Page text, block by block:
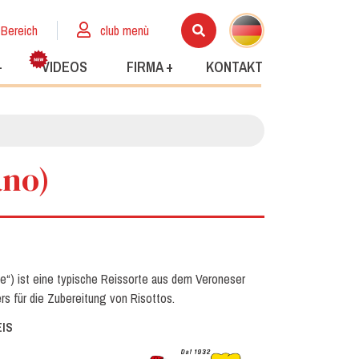
club menù
VIDEOS FIRMA + KONTAKT
ist eine typische Reissorte aus dem Veroneser
für die Zubereitung von Risottos.